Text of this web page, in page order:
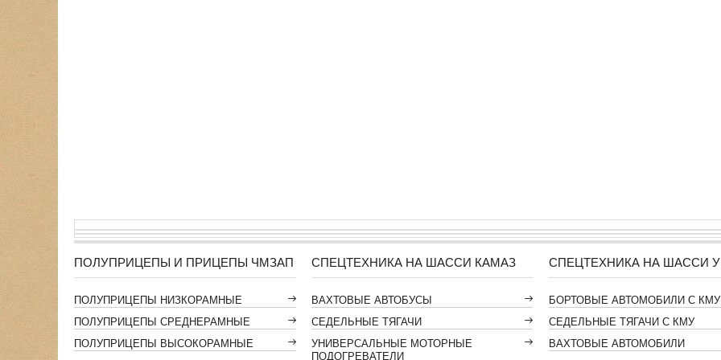
ПОЛУПРИЦЕПЫ И ПРИЦЕПЫ ЧМЗАП
ПОЛУПРИЦЕПЫ НИЗКОРАМНЫЕ
ПОЛУПРИЦЕПЫ СРЕДНЕРАМНЫЕ
ПОЛУПРИЦЕПЫ ВЫСОКОРАМНЫЕ
СПЕЦТЕХНИКА НА ШАССИ КАМАЗ
ВАХТОВЫЕ АВТОБУСЫ
СЕДЕЛЬНЫЕ ТЯГАЧИ
УНИВЕРСАЛЬНЫЕ МОТОРНЫЕ
ПОДОГРЕВАТЕЛИ
СПЕЦТЕХНИКА НА ШАССИ
БОРТОВЫЕ АВТОМОБИЛИ С КМУ
СЕДЕЛЬНЫЕ ТЯГАЧИ С КМУ
ВАХТОВЫЕ АВТОМОБИЛИ